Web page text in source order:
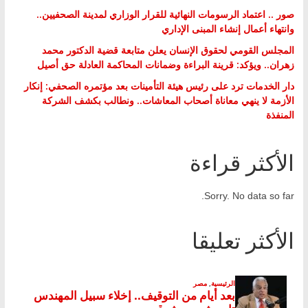
صور .. اعتماد الرسومات النهائية للقرار الوزاري لمدينة الصحفيين..
وانتهاء أعمال إنشاء المبنى الإداري
المجلس القومي لحقوق الإنسان يعلن متابعة قضية الدكتور محمد
زهران.. ويؤكد: قرينة البراءة وضمانات المحاكمة العادلة حق أصيل
دار الخدمات ترد على رئيس هيئة التأمينات بعد مؤتمره الصحفي: إنكار
الأزمة لا ينهي معاناة أصحاب المعاشات.. ونطالب بكشف الشركة
المنفذة
الأكثر قراءة
Sorry. No data so far.
الأكثر تعليقا